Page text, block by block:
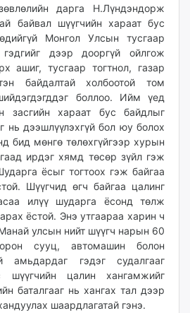
дарга Н.Лүндэндорж
байвал шүүгчийн хараат бус
Монгол Улсын тусгаар
гэдгийг дээр дооргүй ойлгож
ашиг, тусгаар тогтнол, газар
байдалтай холбоотой том
боллоо. Ийм үед
засгийн хараат бус байдлыг
нь дээшлүүлэхгүй бол юу болох
бид мөнгө төлөхгүйгээр хурын
ирдэг хямд төсөр зүйл гэж
ёсыг тогтоох гэж байгаа
Шүүгчид өгч байгаа цалинг
илүү шударга ёсонд төлж
ёстой. Энэ утгаараа харин ч
улсын нийт шүүгч нарын 60
сууц, автомашин болон
амьдардаг гэдэг судалгааг
шүүгчийн цалин хангамжийг
баталгааг нь хангах тал дээр
шаардлагатай гэнэ.